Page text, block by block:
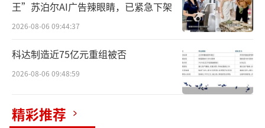
绩筑牢压舱石。2025年，该公司药品销售实现
收入35.78亿元，同比增长26.55%。
贝达药业的基石产品凯美纳（埃克替尼）
是中国首个自主原研的小分子口服EGFR-TKI肺
癌靶向药，通过长期临床应用和大量临床研究
积累了循证医学数据，更是国内首个获批早期
王”苏泊尔AI广告辣眼睛，已紧急下架
2026-08-06 09:44:37
科达制造近75亿元重组被否
2026-08-06 09:48:59
精彩推荐